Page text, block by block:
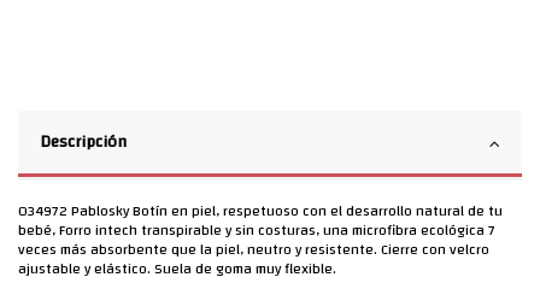
Descripción
034972 Pablosky Botín en piel, respetuoso con el desarrollo natural de tu
bebé, Forro intech transpirable y sin costuras, una microfibra ecológica 7
veces más absorbente que la piel, neutro y resistente. Cierre con velcro
ajustable y elástico. Suela de goma muy flexible.